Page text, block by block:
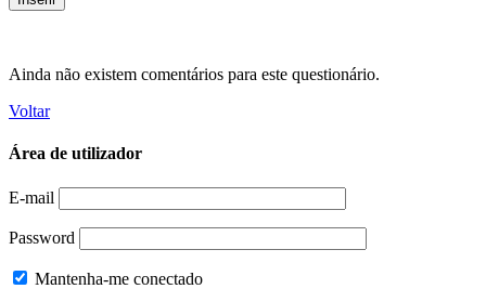
Ainda não existem comentários para este questionário.
Voltar
Área de utilizador
E-mail
Password
Mantenha-me conectado